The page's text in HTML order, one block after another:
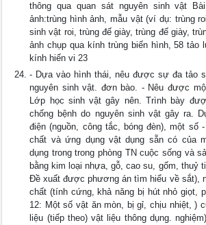
thông qua quan sát nguyên sinh vật
ảnh:trùng hình ảnh, mẫu vật (ví dụ: trùng
sinh vật roi, trùng đế giày, trùng đế giày,
ảnh chụp qua kính trùng biến hình, 58 tảo
kính hiển vi 23
- Dựa vào hình thái, nêu được sự đa tảo
nguyên sinh vật. đơn bào. - Nêu được
Lớp học sinh vật gây nên. Trình bày
chống bệnh do nguyên sinh vật gây ra.
điện (nguồn, công tắc, bóng đèn), một số
chất và ứng dụng vật dụng sẵn có của
dụng trong trong phòng TN cuộc sống và
bằng kim loại nhựa, gỗ, cao su, gốm, thuỷ
Đề xuất được phương án tìm hiểu về sắt),
chất (tính cứng, khả năng bị hút nhỏ giọt,
12: Một số vật ăn mòn, bị gỉ, chịu nhiệt, )
liệu (tiếp theo) vật liệu thông dụng.